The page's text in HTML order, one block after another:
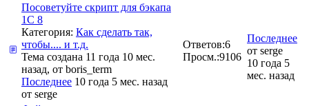
Посоветуйте скрипт для бэкапа
1С 8
Категория: Как сделать так,
чтобы.... и т.д.
Тема создана 11 года 10 мес.
назад, от boris_term
Последнее 10 года 5 мес. назад
от serge
Ответов:6
Просм.:9106
Последнее
от serge
10 года 5
мес. назад